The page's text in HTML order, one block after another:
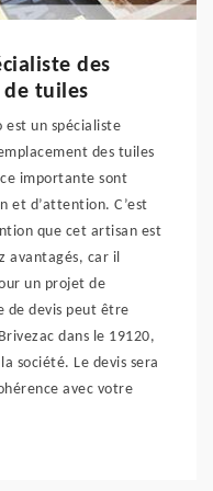
des
de tuiles
est un spécialiste
des tuiles
importante sont
et d’attention. C’est
que cet artisan est
avantagés, car il
un projet de
de devis peut être
dans le 19120,
société. Le devis sera
avec votre